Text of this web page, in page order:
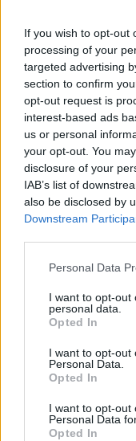
If you wish to opt-out
processing of your
targeted advertising
section to confirm
opt-out request is
interest-based ads
us or personal
your opt-out. You
disclosure of your
IAB’s list of
also be disclosed by
Downstream
Personal Data
I want to opt-out
personal data.
Opted In
I want to opt-out
Personal Data.
Opted In
I want to opt-out
Personal Data
Opted In
estadísticos de cuándo y
equipoEmelecenEspaña
siguientes datos:
7 partidos en
3,3%
205 partidos de
27/05/2015
GolTV Play
ElCanalDelFutbol.com
GolT
GolStadium